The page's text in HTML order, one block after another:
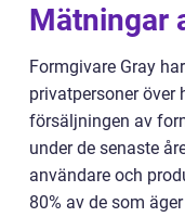
Mätningar
Formgivare Gray
privatpersoner över
försäljningen av
under de senaste
användare och
80% av de som